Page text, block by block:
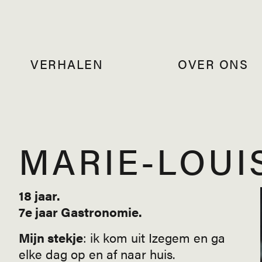
VERHALEN OVER ONS
MARIE-
18 jaar.
7e jaar Gastronomie.
Mijn stekje: ik kom uit Izegem en ga
elke dag op en af naar huis.